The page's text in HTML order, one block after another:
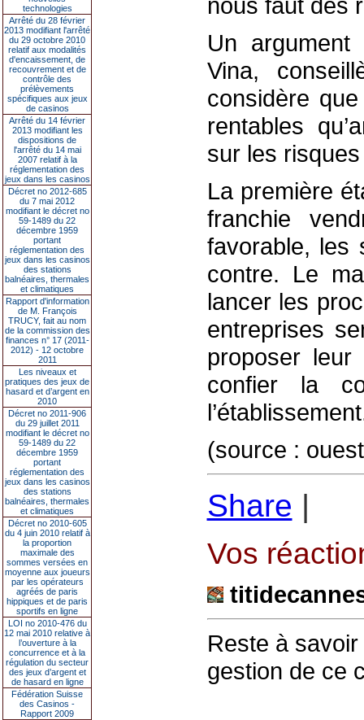
technologies
Arrêté du 28 février
2013 modifiant l'arrêté
du 29 octobre 2010
relatif aux modalités
d'encaissement, de
recouvrement et de
contrôle des
prélèvements
spécifiques aux jeux
de casinos
Arrêté du 14 février
2013 modifiant les
dispositions de
l'arrêté du 14 mai
2007 relatif à la
réglementation des
jeux dans les casinos
Décret no 2012-685
du 7 mai 2012
modifiant le décret no
59-1489 du 22
décembre 1959
portant
réglementation des
jeux dans les casinos
des stations
balnéaires, thermales
et climatiques
Rapport d'information
de M. François
TRUCY, fait au nom
de la commission des
finances n° 17 (2011-
2012) - 12 octobre
2011
Les niveaux et
pratiques des jeux de
hasard et d’argent en
2010
Décret no 2011-906
du 29 juillet 2011
modifiant le décret no
59-1489 du 22
décembre 1959
portant
réglementation des
jeux dans les casinos
des stations
balnéaires, thermales
et climatiques
Décret no 2010-605
du 4 juin 2010 relatif à
la proportion
maximale des
sommes versées en
moyenne aux joueurs
par les opérateurs
agréés de paris
hippiques et de paris
sportifs en ligne
LOI no 2010-476 du
12 mai 2010 relative à
l’ouverture à la
concurrence et à la
régulation du secteur
des jeux d’argent et
de hasard en ligne
Fédération Suisse
des Casinos -
Rapport 2009
Un argument
Vina,
considère
rentables
sur les risques
La première
franchie
favorable, les
contre. Le
lancer les
entreprises
proposer
confier la
(source :
Share |
Vos
Reste à
gestion de ce